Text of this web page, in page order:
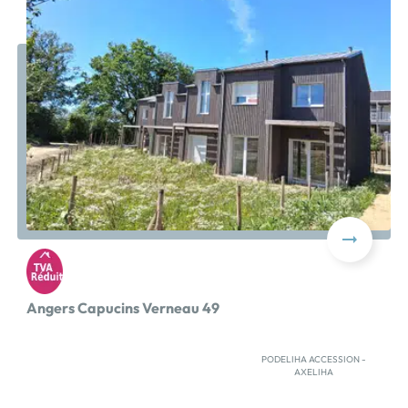
voiture. Diverses lignes de bus desservent ce quartier
d'Angers et une place de stationnement est prévue
devant chaque maison. Vous pouvez donc utiliser votre
voiture comme les transports en commun, pratique
!Nous vous proposons 1 maison T4. Elle possède deux
salles de bains, un garage, une terrasse et un jardin de
238 m² ce qui vous permettra de bénéficier d'un écrin
de verdure en plein centre-ville !Ce programme est
accessible en TVA 5,5% puisqu'il est situé en zone ANRU
(zone d'aménagement […] Voir le programme
immobilier neuf >>
Angers Capucins Verneau 49
PODELIHA ACCESSION -
AXELIHA